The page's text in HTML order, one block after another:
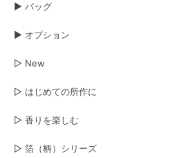
▶︎ バッグ
▶︎ オプション
▷ New
▷ はじめての所作に
▷ 香りを楽しむ
▷ 箔（柄）シリーズ